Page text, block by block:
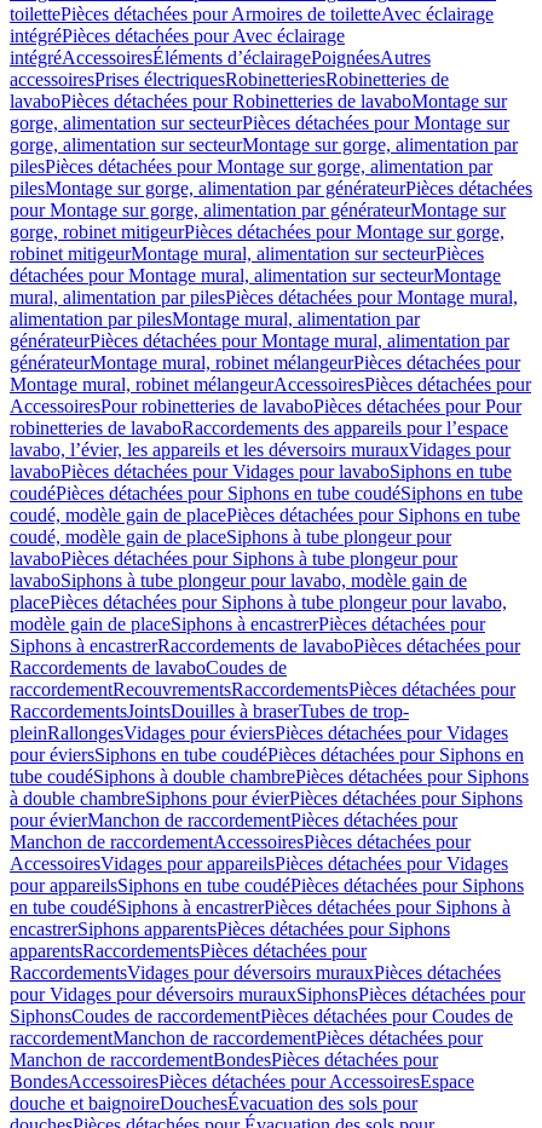
toilettePièces détachées pour Armoires de toiletteAvec éclairage
intégréPièces détachées pour Avec éclairage
intégréAccessoiresÉléments d’éclairagePoignéesAutres
accessoiresPrises électriquesRobinetteriesRobinetteries de
lavaboPièces détachées pour Robinetteries de lavaboMontage sur
gorge, alimentation sur secteurPièces détachées pour Montage sur
gorge, alimentation sur secteurMontage sur gorge, alimentation par
pilesPièces détachées pour Montage sur gorge, alimentation par
pilesMontage sur gorge, alimentation par générateurPièces détachées
pour Montage sur gorge, alimentation par générateurMontage sur
gorge, robinet mitigeurPièces détachées pour Montage sur gorge,
robinet mitigeurMontage mural, alimentation sur secteurPièces
détachées pour Montage mural, alimentation sur secteurMontage
mural, alimentation par pilesPièces détachées pour Montage mural,
alimentation par pilesMontage mural, alimentation par
générateurPièces détachées pour Montage mural, alimentation par
générateurMontage mural, robinet mélangeurPièces détachées pour
Montage mural, robinet mélangeurAccessoiresPièces détachées pour
AccessoiresPour robinetteries de lavaboPièces détachées pour Pour
robinetteries de lavaboRaccordements des appareils pour l’espace
lavabo, l’évier, les appareils et les déversoirs murauxVidages pour
lavaboPièces détachées pour Vidages pour lavaboSiphons en tube
coudéPièces détachées pour Siphons en tube coudéSiphons en tube
coudé, modèle gain de placePièces détachées pour Siphons en tube
coudé, modèle gain de placeSiphons à tube plongeur pour
lavaboPièces détachées pour Siphons à tube plongeur pour
lavaboSiphons à tube plongeur pour lavabo, modèle gain de
placePièces détachées pour Siphons à tube plongeur pour lavabo,
modèle gain de placeSiphons à encastrerPièces détachées pour
Siphons à encastrerRaccordements de lavaboPièces détachées pour
Raccordements de lavaboCoudes de
raccordementRecouvrementsRaccordementsPièces détachées pour
RaccordementsJointsDouilles à braserTubes de trop-
pleinRallongesVidages pour éviersPièces détachées pour Vidages
pour éviersSiphons en tube coudéPièces détachées pour Siphons en
tube coudéSiphons à double chambrePièces détachées pour Siphons
à double chambreSiphons pour évierPièces détachées pour Siphons
pour évierManchon de raccordementPièces détachées pour
Manchon de raccordementAccessoiresPièces détachées pour
AccessoiresVidages pour appareilsPièces détachées pour Vidages
pour appareilsSiphons en tube coudéPièces détachées pour Siphons
en tube coudéSiphons à encastrerPièces détachées pour Siphons à
encastrerSiphons apparentsPièces détachées pour Siphons
apparentsRaccordementsPièces détachées pour
RaccordementsVidages pour déversoirs murauxPièces détachées
pour Vidages pour déversoirs murauxSiphonsPièces détachées pour
SiphonsCoudes de raccordementPièces détachées pour Coudes de
raccordementManchon de raccordementPièces détachées pour
Manchon de raccordementBondesPièces détachées pour
BondesAccessoiresPièces détachées pour AccessoiresEspace
douche et baignoireDouchesÉvacuation des sols pour